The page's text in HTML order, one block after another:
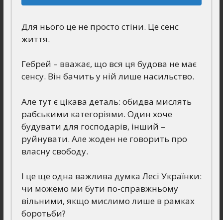
Для нього це не просто стіни. Це сенс
життя.
Гебрей – вважає, що вся ця будова не має
сенсу. Він бачить у ній лише насильство.
Але тут є цікава деталь: обидва мислять
рабськими категоріями. Один хоче
будувати для господарів, інший –
руйнувати. Але жоден не говорить про
власну свободу.
І це ще одна важлива думка Лесі Українки:
чи можемо ми бути по-справжньому
вільними, якщо мислимо лише в рамках
боротьби?